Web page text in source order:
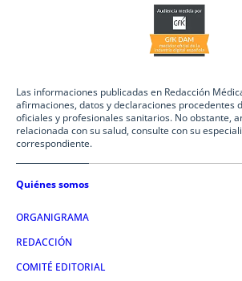
Las informaciones publicadas en Redacción
afirmaciones, datos y declaraciones procedentes
oficiales y profesionales sanitarios. No obstante,
relacionada con su salud, consulte con su
correspondiente.
Quiénes somos
ORGANIGRAMA
REDACCIÓN
COMITÉ EDITORIAL